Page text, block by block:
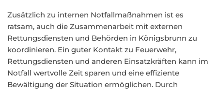
Zusätzlich zu internen Notfallmaßnahmen ist es
ratsam, auch die Zusammenarbeit mit externen
Rettungsdiensten und Behörden in Königsbrunn zu
koordinieren. Ein guter Kontakt zu Feuerwehr,
Rettungsdiensten und anderen Einsatzkräften kann im
Notfall wertvolle Zeit sparen und eine effiziente
Bewältigung der Situation ermöglichen. Durch